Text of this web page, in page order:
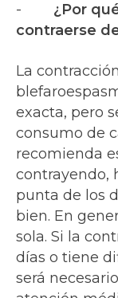
- ¿Por
contraerse
La
exacta, pero
consumo de
recomienda
contrayendo,
punta de los
bien. En
sola. Si la
días o tiene
será